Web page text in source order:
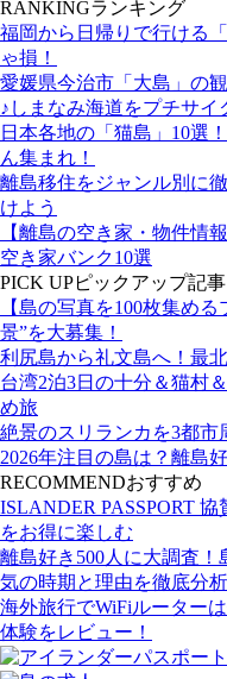
RANKINGランキング
福岡から日帰りで行ける
ゃ損！
愛媛県今治市「大島」の
♪しまなみ海道をプチサイ
日本各地の「猫島」10選
ん集まれ！
離島移住をジャンル別に
けよう
【離島の空き家・物件情
空き家バンク10選
PICK UPピックアップ記事
【島の写真を100枚集め
景”を大募集！
利尻島から礼文島へ！最
台湾2泊3日の十分＆猫村
め旅
絶景のスリランカを3都市
2026年注目の島は？離島
RECOMMENDおすすめ
ISLANDER PASSPORT
をお得に楽しむ
離島好き500人に大調査！
気の時期と理由を徹底分析
海外旅行でWiFiルーター
体験をレビュー！